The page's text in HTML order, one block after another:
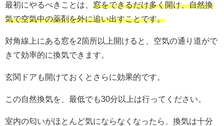
最初にやるべきことは、 窓をできるだけ多く開け、自然換
気で空気中の薬剤を外に追い出すことです。
対角線上にある窓を2箇所以上開けると、空気の通り道がで
きて効率的に換気できます。
玄関ドアも開けておくとさらに効果的です。
この自然換気を、最低でも30分以上は行ってください。
室内の匂いがほとんど気にならなくなったら、換気は十分